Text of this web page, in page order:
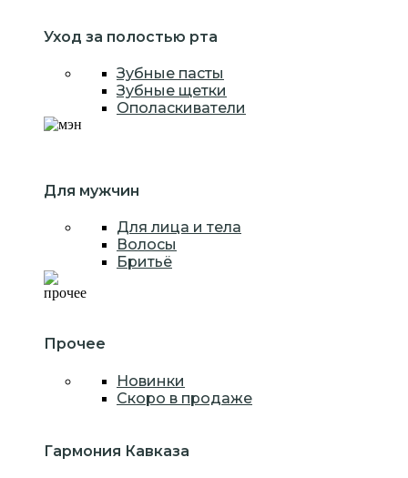
Уход за полостью рта
Зубные пасты
Зубные щетки
Ополаскиватели
Для мужчин
Для лица и тела
Волосы
Бритьё
Прочее
Новинки
Скоро в продаже
Гармония Кавказа